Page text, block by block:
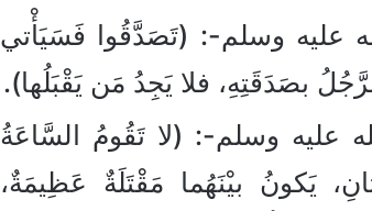
عليه وسلم-: (تَصَدَّقُوا فَسَيَأْتي
بصَدَقَتِهِ، فلا يَجِدُ مَن يَقْبَلُها).
عليه وسلم-: (لا تَقُومُ السَّاعَةُ
يَكونُ بيْنَهُما مَقْتَلَةٌ عَظِيمَةٌ،